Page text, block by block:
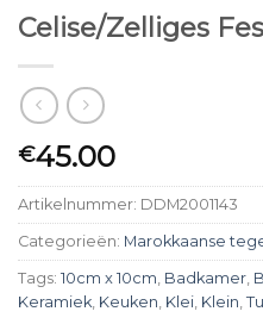
Celise/Zelliges
€45.00
Artikelnummer: DDM2001143
Categorieën: Marokkaanse
Tags: 10cm x 10cm, Badkamer,
Keramiek, Keuken, Klei, Klein,